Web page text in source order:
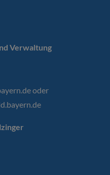
Verwaltung
oder